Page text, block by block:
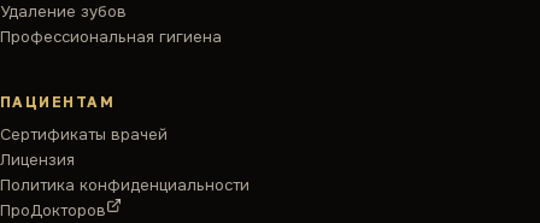
Удаление зубов
Профессиональная гигиена
ПАЦИЕНТАМ
Сертификаты врачей
Лицензия
Политика конфиденциальности
ПроДокторов